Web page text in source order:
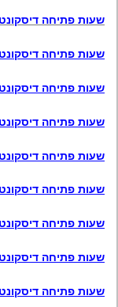
שעות פתיחה
שעות פתיחה
שעות פתיחה
שעות פתיחה דיסקונט
שעות פתיחה
שעות פתיחה
שעות פתיחה
שעות פתיחה
שעות פתיחה